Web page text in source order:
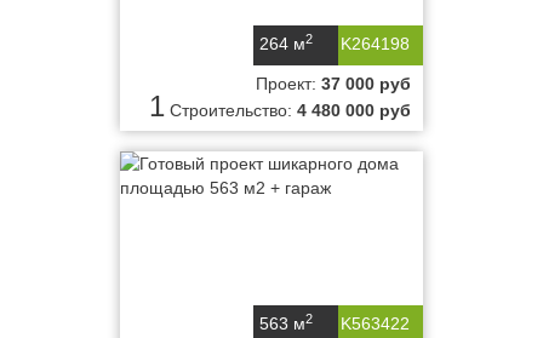
K264198
264 м2
1
Проект: 37 000 руб
Строительство: 4 480 000 руб
K563422
563 м2